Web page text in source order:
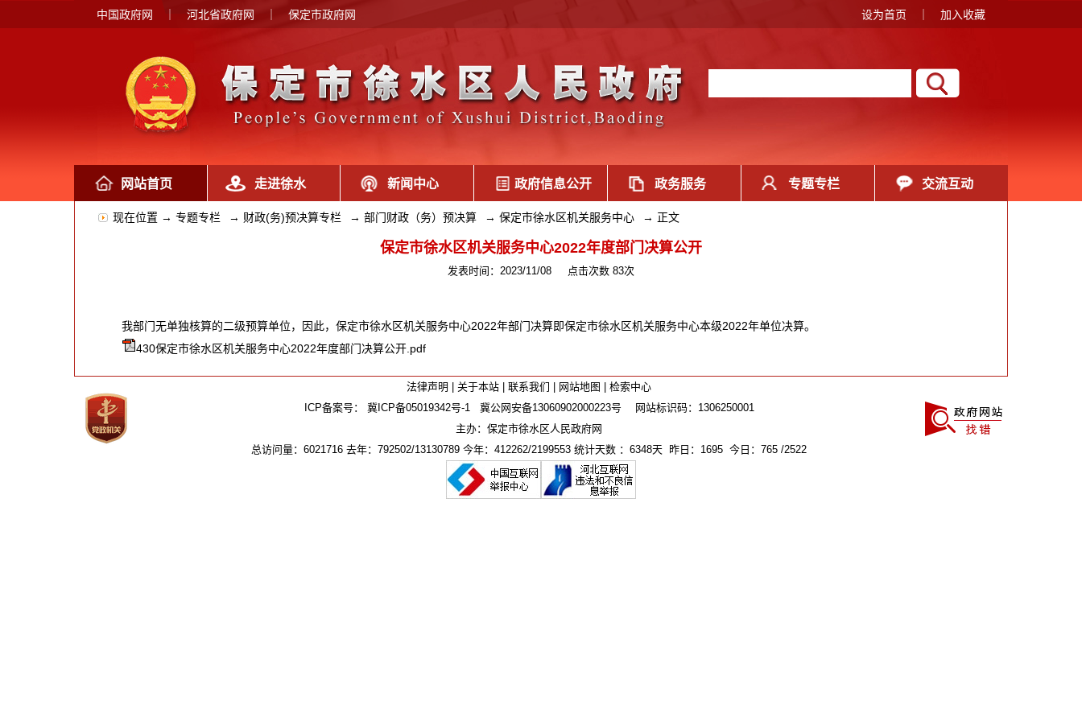
中国政府网 河北省政府网 保定市政府网 设为首页 加入收藏
网站首页 走进徐水 新闻中心 政府信息公开 政务服务 专题专栏 交流互动
现在位置 → 专题专栏 → 财政(务)预决算专栏 → 部门财政（务）预决算 → 保定市徐水区机关服务中心 → 正文
保定市徐水区机关服务中心2022年度部门决算公开
发表时间：2023/11/08 点击次数 83次
我部门无单独核算的二级预算单位，因此，保定市徐水区机关服务中心2022年部门决算即保定市徐水区机关服务中心本级2022年单位决算。
430保定市徐水区机关服务中心2022年度部门决算公开.pdf
法律声明 关于本站 联系我们 网站地图
检索中心
ICP备案号：
冀ICP备05019342号-1 冀公网安备13060902000223号网站标识码：1306250001
主办：保定市徐水区人民政府网
总访问量：6021716 去年：792502/13130789 今年：412262/2199553 统计天数 ：6348天 昨日：1695 今日：765 /2522